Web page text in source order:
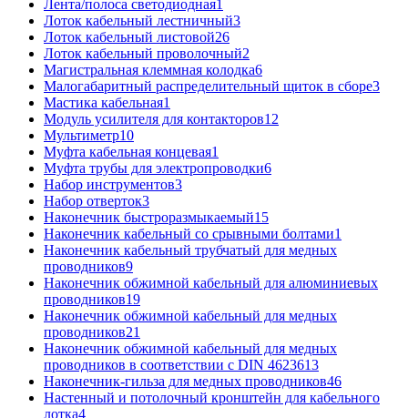
Лента/полоса светодиодная1
Лоток кабельный лестничный3
Лоток кабельный листовой26
Лоток кабельный проволочный2
Магистральная клеммная колодка6
Малогабаритный распределительный щиток в сборе3
Мастика кабельная1
Модуль усилителя для контакторов12
Мультиметр10
Муфта кабельная концевая1
Муфта трубы для электропроводки6
Набор инструментов3
Набор отверток3
Наконечник быстроразмыкаемый15
Наконечник кабельный со срывными болтами1
Наконечник кабельный трубчатый для медных
проводников9
Наконечник обжимной кабельный для алюминиевых
проводников19
Наконечник обжимной кабельный для медных
проводников21
Наконечник обжимной кабельный для медных
проводников в соответствии с DIN 4623613
Наконечник-гильза для медных проводников46
Настенный и потолочный кронштейн для кабельного
лотка4